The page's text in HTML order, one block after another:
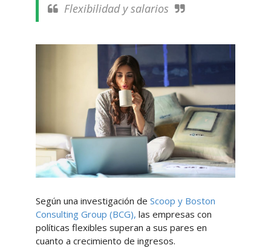
Flexibilidad y salarios
Según una investigación de Scoop y Boston
Consulting Group (BCG), las empresas con
políticas flexibles superan a sus pares en
cuanto a crecimiento de ingresos.